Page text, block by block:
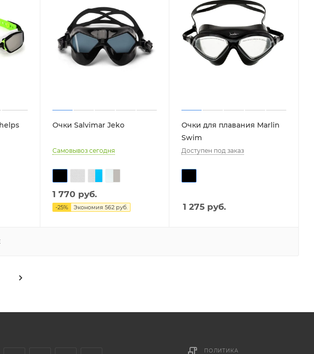
Очки Salvimar Jeko
Самовывоз сегодня
1 770 руб.
-25% Экономия 562руб.
Очки для плавания Marlin
Swim
Доступен под заказ
1 275 руб.
ПОЛИТИКА